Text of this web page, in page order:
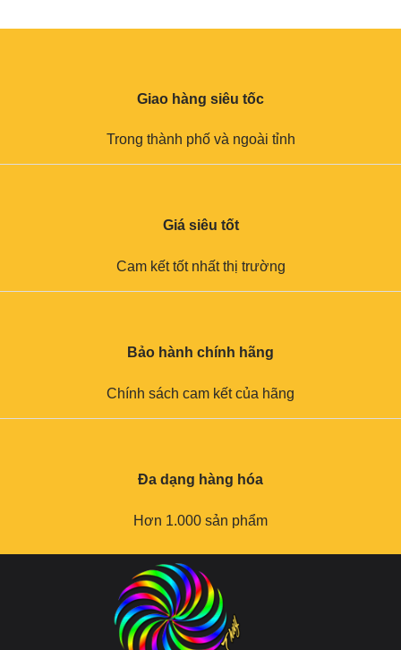
Giao hàng siêu tốc
Trong thành phố và ngoài tỉnh
Giá siêu tốt
Cam kết tốt nhất thị trường
Bảo hành chính hãng
Chính sách cam kết của hãng
Đa dạng hàng hóa
Hơn 1.000 sản phẩm